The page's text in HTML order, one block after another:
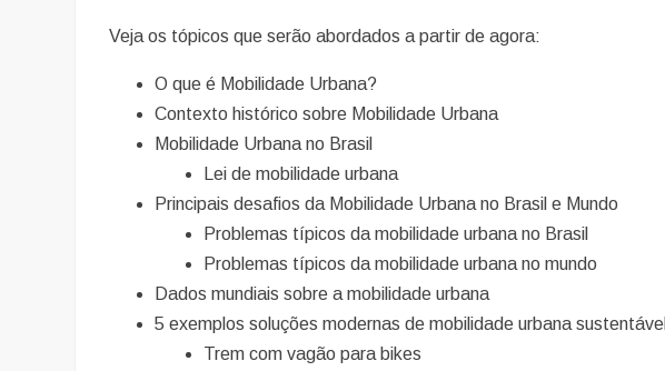
Veja os tópicos que serão abordados a partir de agora:
O que é Mobilidade Urbana?
Contexto histórico sobre Mobilidade Urbana
Mobilidade Urbana no Brasil
Lei de mobilidade urbana
Principais desafios da Mobilidade Urbana no Brasil e Mundo
Problemas típicos da mobilidade urbana no Brasil
Problemas típicos da mobilidade urbana no mundo
Dados mundiais sobre a mobilidade urbana
5 exemplos soluções modernas de mobilidade urbana sustentável
Trem com vagão para bikes